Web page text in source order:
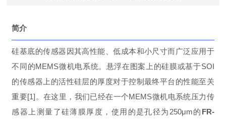
简介
硅基底的传感器因其高性能、低成本和小尺寸而广泛应用于
不同的MEMS微机电系统。悬浮在图案上的硅膜或基于SOI
的传感器上的活性硅层的厚度对于控制最终平台的性能至关
重要[1]。在这里，我们已经在一个MEMS微机电系统压力传
感器上测量了硅薄膜厚度，使用的是孔径为250μm的 FR-